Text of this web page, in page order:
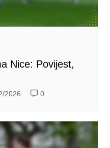
Nice: Povijest,
2026 0